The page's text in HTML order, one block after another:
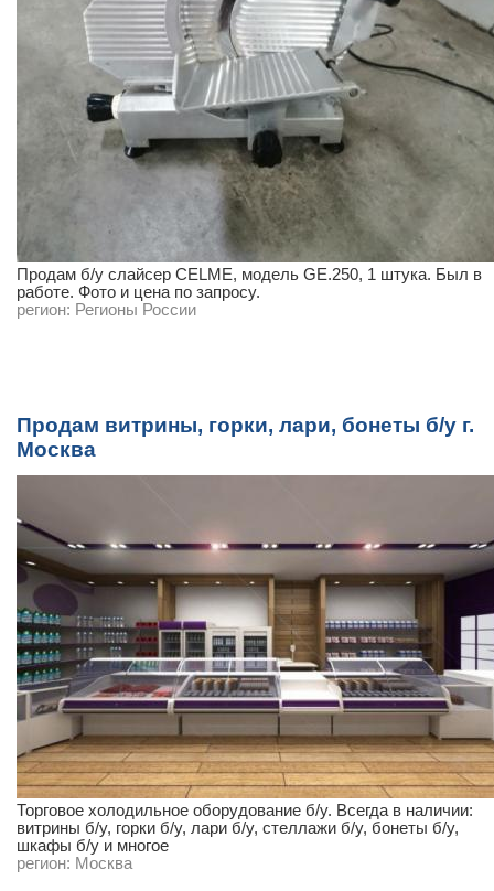
Продам б/у слайсер CELME, модель GE.250, 1 штука. Был в
работе. Фото и цена по запросу.
регион: Регионы России
Продам витрины, горки, лари, бонеты б/у г.
Москва
Торговое холодильное оборудование б/у. Всегда в наличии:
витрины б/у, горки б/у, лари б/у, стеллажи б/у, бонеты б/у,
шкафы б/у и многое
регион: Москва